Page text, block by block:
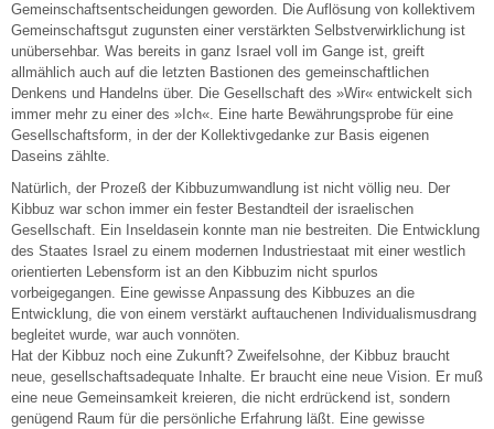
Gemeinschaftsentscheidungen geworden. Die Auflösung von kollektivem
Gemeinschaftsgut zugunsten einer verstärkten Selbstverwirklichung ist
unübersehbar. Was bereits in ganz Israel voll im Gange ist, greift
allmählich auch auf die letzten Bastionen des gemeinschaftlichen
Denkens und Handelns über. Die Gesellschaft des »Wir« entwickelt sich
immer mehr zu einer des »Ich«. Eine harte Bewährungsprobe für eine
Gesellschaftsform, in der der Kollektivgedanke zur Basis eigenen
Daseins zählte.
Natürlich, der Prozeß der Kibbuzumwandlung ist nicht völlig neu. Der
Kibbuz war schon immer ein fester Bestandteil der israelischen
Gesellschaft. Ein Inseldasein konnte man nie bestreiten. Die Entwicklung
des Staates Israel zu einem modernen Industriestaat mit einer westlich
orientierten Lebensform ist an den Kibbuzim nicht spurlos
vorbeigegangen. Eine gewisse Anpassung des Kibbuzes an die
Entwicklung, die von einem verstärkt auftauchenen Individualismusdrang
begleitet wurde, war auch vonnöten.
Hat der Kibbuz noch eine Zukunft? Zweifelsohne, der Kibbuz braucht
neue, gesellschaftsadequate Inhalte. Er braucht eine neue Vision. Er muß
eine neue Gemeinsamkeit kreieren, die nicht erdrückend ist, sondern
genügend Raum für die persönliche Erfahrung läßt. Eine gewisse